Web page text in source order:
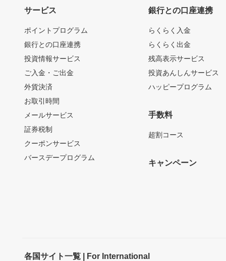
サービス
ポイントプログラム
銀行との口座連携
投資情報サービス
ご入金・ご出金
外貨決済
お取引時間
メールサービス
証券税制
クーポンサービス
バースデープログラム
銀行との口座連携
らくらく入金
らくらく出金
残高表示サービス
投資あんしんサービス
ハッピープログラム
手数料
超割コース
キャンペーン
各国サイト一覧 | For International